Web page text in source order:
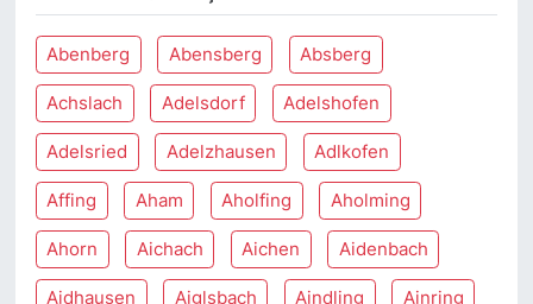
Abenberg Abensberg Absberg
Achslach Adelsdorf Adelshofen
Adelsried Adelzhausen Adlkofen
Affing Aham Aholfing Aholming
Ahorn Aichach Aichen Aidenbach
Aidhausen Aiglsbach Aindling Ainring